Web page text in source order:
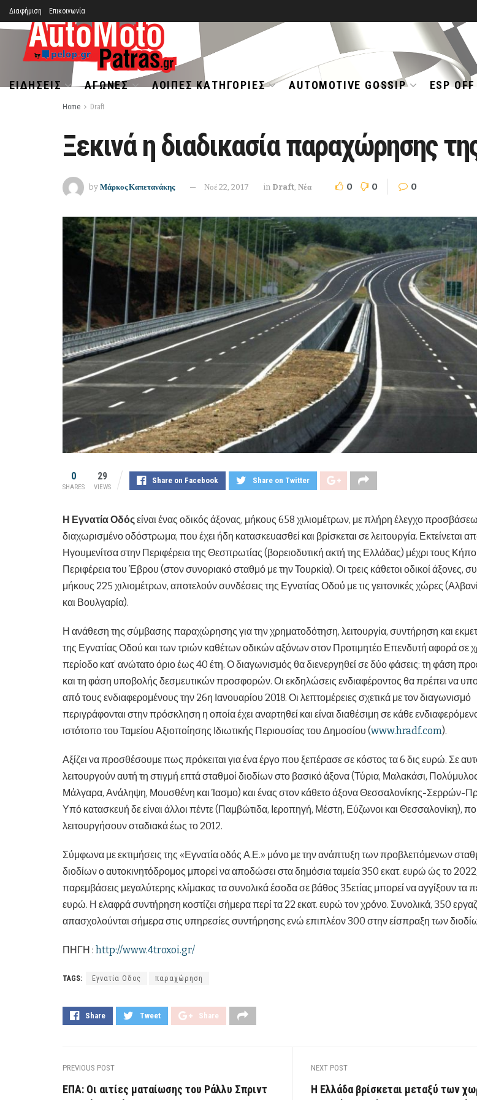
Διαφήμιση Επικοινωνία
ΕΙΔΉΣΕΙΣ ΑΓΏΝΕΣ ΛΟΙΠΈΣ ΚΑΤΗΓΟΡΊΕΣ AUTOMOTIVE GOSSIP ESP
Home Draft
Ξεκινά η διαδικασία παραχώρησης
by Μάρκος Καπετανάκης Νοέ 22, 2017 in Draft, Νέα 0 0 0
0
SHARES
29
VIEWS
Share on Facebook Share on Twitter
Η Εγνατία Οδόςείναι ένας οδικός άξονας, μήκους 658 χιλιομέτρων, με πλήρη έλεγχο
διαχωρισμένο οδόστρωμα, που έχει ήδη κατασκευασθεί και βρίσκεται σε λειτουργία. Εκτείνεται
Ηγουμενίτσα στην Περιφέρεια της Θεσπρωτίας (βορειοδυτική ακτή της Ελλάδας) μέχρι τους
Περιφέρεια του Έβρου (στον συνοριακό σταθμό με την Τουρκία). Οι τρεις κάθετοι οδικοί άξονες,
μήκους 225 χιλιομέτρων, αποτελούν συνδέσεις της Εγνατίας Οδού με τις γειτονικές χώρες
και Βουλγαρία).
Η ανάθεση της σύμβασης παραχώρησης για την χρηματοδότηση, λειτουργία, συντήρηση και
της Εγνατίας Οδού και των τριών καθέτων οδικών αξόνων στον Προτιμητέο Επενδυτή αφορά σε
περίοδο κατ’ ανώτατο όριο έως 40 έτη. Ο διαγωνισμός θα διενεργηθεί σε δύο φάσεις: τη φάση
και τη φάση υποβολής δεσμευτικών προσφορών. Οι εκδηλώσεις ενδιαφέροντος θα πρέπει να
από τους ενδιαφερομένους την 26η Ιανουαρίου 2018. Οι λεπτομέρειες σχετικά με τον διαγωνισμό
περιγράφονται στην πρόσκληση η οποία έχει αναρτηθεί και είναι διαθέσιμη σε κάθε
ιστότοπο του Ταμείου Αξιοποίησης Ιδιωτικής Περιουσίας του Δημοσίου (www.hradf.com).
Αξίζει να προσθέσουμε πως πρόκειται για ένα έργο που ξεπέρασε σε κόστος τα 6 δις ευρώ. Σε
λειτουργούν αυτή τη στιγμή επτά σταθμοί διοδίων στο βασικό άξονα (Τύρια, Μαλακάσι,
Μάλγαρα, Ανάληψη, Μουσθένη και Ίασμο) και ένας στον κάθετο άξονα Θεσσαλονίκης-Σερρών-
Υπό κατασκευή δε είναι άλλοι πέντε (Παμβώτιδα, Ιεροπηγή, Μέστη, Εύζωνοι και Θεσσαλονίκη),
λειτουργήσουν σταδιακά έως το 2012.
Σύμφωνα με εκτιμήσεις της «Εγνατία οδός Α.Ε.» μόνο με την ανάπτυξη των προβλεπόμενων
διοδίων ο αυτοκινητόδρομος μπορεί να αποδώσει στα δημόσια ταμεία 350 εκατ. ευρώ ώς το
παρεμβάσεις μεγαλύτερης κλίμακας τα συνολικά έσοδα σε βάθος 35ετίας μπορεί να αγγίξουν τα
ευρώ. Η ελαφρά συντήρηση κοστίζει σήμερα περί τα 22 εκατ. ευρώ τον χρόνο. Συνολικά, 350
απασχολούνται σήμερα στις υπηρεσίες συντήρησης ενώ επιπλέον 300 στην είσπραξη των
ΠΗΓΗ : http://www.4troxoi.gr/
TAGS: Εγνατία Οδος παραχώρηση
Share Tweet Share
PREVIOUS POST
ΕΠΑ: Οι αιτίες ματαίωσης του Ράλλυ Σπριντ
NEXT POST
Η Ελλάδα βρίσκεται μεταξύ των